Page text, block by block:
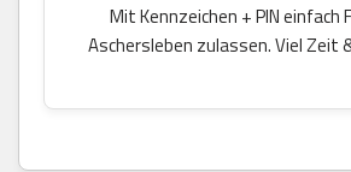
Mit Kennzeichen + PIN einfach
Aschersleben zulassen. Viel Zeit